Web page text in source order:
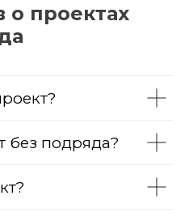
о проектах
без подряда?